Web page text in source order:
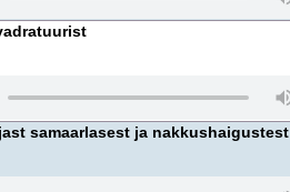
samaarlasest ja nakkushaigustest